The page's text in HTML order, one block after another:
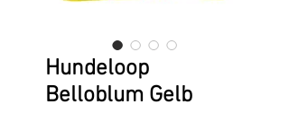
Hundeloop
Belloblum Gelb